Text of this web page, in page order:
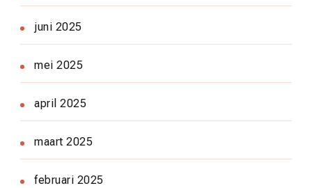
juni 2025
mei 2025
april 2025
maart 2025
februari 2025